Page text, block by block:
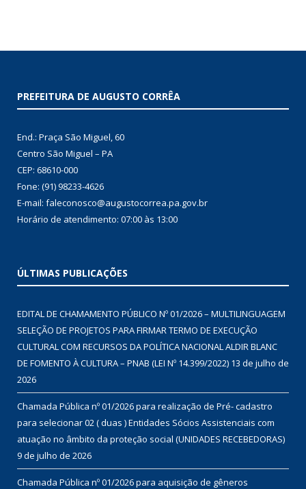
PREFEITURA DE AUGUSTO CORRÊA
End.: Praça São Miguel, 60
Centro São Miguel – PA
CEP: 68610-000
Fone: (91) 98233-4626
E-mail: faleconosco@augustocorrea.pa.gov.br
Horário de atendimento: 07:00 às 13:00
ÚLTIMAS PUBLICAÇÕES
EDITAL DE CHAMAMENTO PÚBLICO Nº 01/2026 – MULTILINGUAGEM
SELEÇÃO DE PROJETOS PARA FIRMAR TERMO DE EXECUÇÃO
CULTURAL COM RECURSOS DA POLÍTICA NACIONAL ALDIR BLANC
DE FOMENTO À CULTURA – PNAB (LEI Nº 14.399/2022) 13 de julho de
2026
Chamada Pública nº 01/2026 para realização de Pré- cadastro
para selecionar 02 ( duas ) Entidades Sócios Assistenciais com
atuação no âmbito da proteção social (UNIDADES RECEBEDORAS)
9 de julho de 2026
Chamada Pública nº 01/2026 para aquisição de gêneros